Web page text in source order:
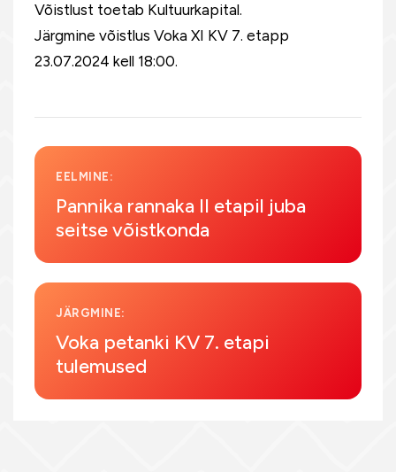
Võistlust toetab Kultuurkapital.
Järgmine võistlus Voka XI KV 7. etapp
23.07.2024 kell 18:00.
EELMINE:
Pannika rannaka II etapil juba
seitse võistkonda
JÄRGMINE:
Voka petanki KV 7. etapi
tulemused